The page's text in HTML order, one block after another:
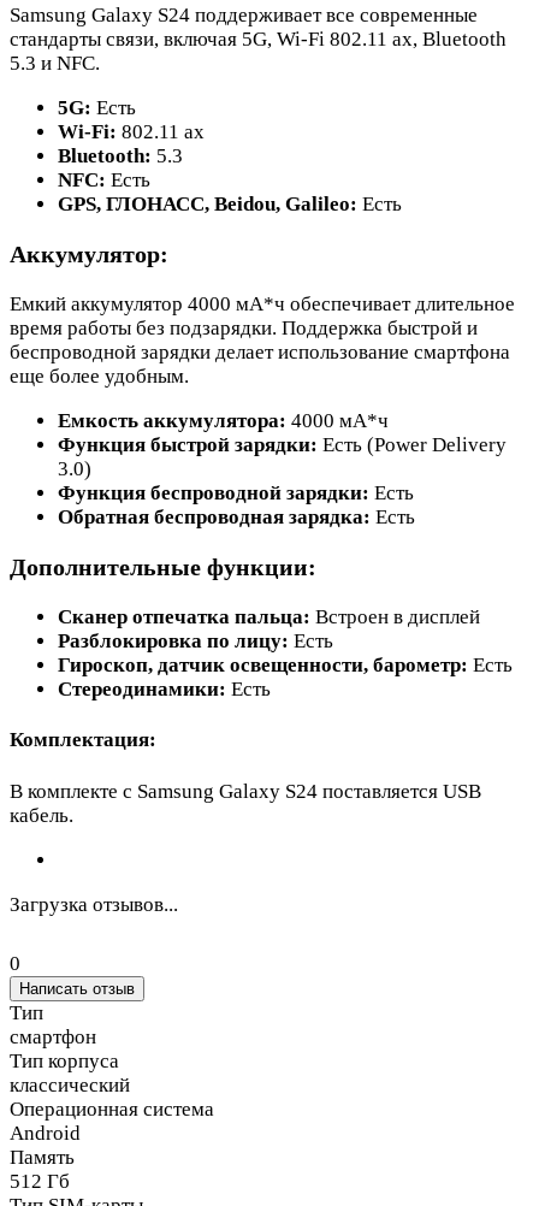
Samsung Galaxy S24 поддерживает все современные
стандарты связи, включая 5G, Wi-Fi 802.11 ax, Bluetooth
5.3 и NFC.
5G: Есть
Wi-Fi: 802.11 ax
Bluetooth: 5.3
NFC: Есть
GPS, ГЛОНАСС, Beidou, Galileo: Есть
Аккумулятор:
Емкий аккумулятор 4000 мА*ч обеспечивает длительное
время работы без подзарядки. Поддержка быстрой и
беспроводной зарядки делает использование смартфона
еще более удобным.
Емкость аккумулятора: 4000 мА*ч
Функция быстрой зарядки: Есть (Power Delivery
3.0)
Функция беспроводной зарядки: Есть
Обратная беспроводная зарядка: Есть
Дополнительные функции:
Сканер отпечатка пальца: Встроен в дисплей
Разблокировка по лицу: Есть
Гироскоп, датчик освещенности, барометр: Есть
Стереодинамики: Есть
Комплектация:
В комплекте с Samsung Galaxy S24 поставляется USB
кабель.
Загрузка отзывов...
0
Написать отзыв
Тип
смартфон
Тип корпуса
классический
Операционная система
Android
Память
512 Гб